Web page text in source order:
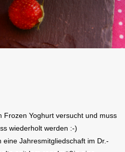
Frozen Yoghurt versucht und muss
wiederholt werden :-)
Jahresmitgliedschaft im Dr.-